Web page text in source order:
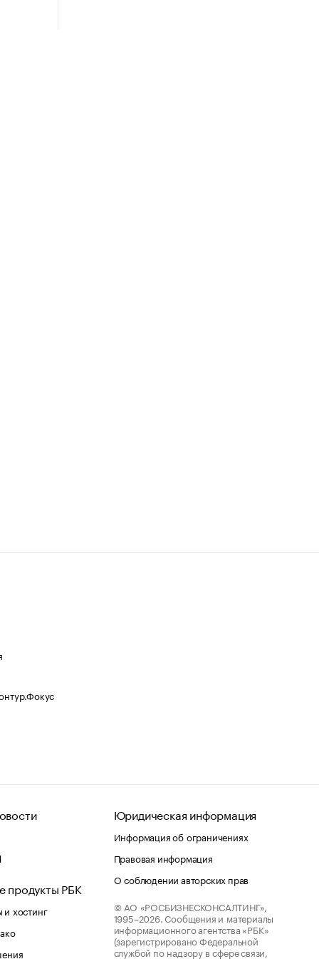
продукты РБК
хостинг
Юридическая информация
Информация об ограничениях
Правовая информация
О соблюдении авторских прав
© АО «РОСБИЗНЕСКОНСАЛТИНГ»,
1995–2026. Сообщения и материалы
информационного агентства «РБК»
(зарегистрировано Федеральной
службой по надзору в сфере связи,